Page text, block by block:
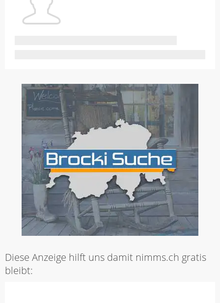
Diese Anzeige hilft uns damit nimms.ch gratis
bleibt: